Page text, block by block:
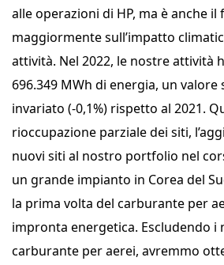
alle operazioni di HP, ma è anche
maggiormente sull’impatto
attività. Nel 2022, le nostre attività
696.349 MWh di energia, un
invariato (-0,1%) rispetto al 2021.
rioccupazione parziale dei siti,
nuovi siti al nostro portfolio nel
un grande impianto in Corea del
la prima volta del carburante per
impronta energetica. Escludendo i
carburante per aerei, avremmo